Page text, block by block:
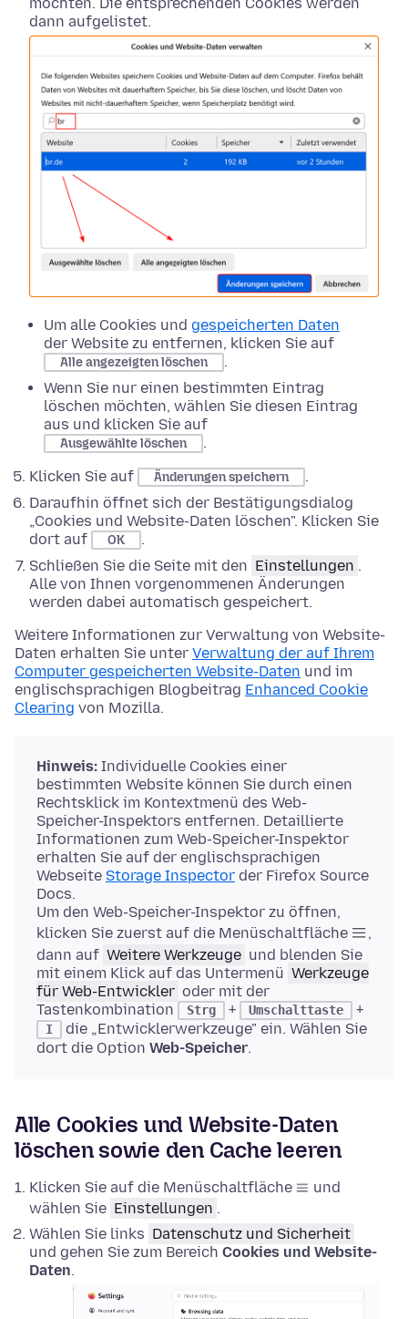
möchten. Die entsprechenden Cookies werden
dann aufgelistet.
Um alle Cookies und gespeicherten Daten
der Website zu entfernen, klicken Sie auf
Alle angezeigten löschen
.
Wenn Sie nur einen bestimmten Eintrag
löschen möchten, wählen Sie diesen Eintrag
aus und klicken Sie auf
Ausgewählte löschen
.
Klicken Sie auf
Änderungen speichern
.
Daraufhin öffnet sich der Bestätigungsdialog
„Cookies und Website-Daten löschen". Klicken Sie
dort auf
OK
.
Schließen Sie die Seite mit den Einstellungen .
Alle von Ihnen vorgenommenen Änderungen
werden dabei automatisch gespeichert.
Weitere Informationen zur Verwaltung von Website-
Daten erhalten Sie unter Verwaltung der auf Ihrem
Computer gespeicherten Website-Daten und im
englischsprachigen Blogbeitrag Enhanced Cookie
Clearing von Mozilla.
Hinweis: Individuelle Cookies einer
bestimmten Website können Sie durch einen
Rechtsklick im Kontextmenü des Web-
Speicher-Inspektors entfernen. Detaillierte
Informationen zum Web-Speicher-Inspektor
erhalten Sie auf der englischsprachigen
Webseite Storage Inspector der Firefox Source
Docs.
Um den Web-Speicher-Inspektor zu öffnen,
klicken Sie zuerst auf die Menüschaltfläche
,
dann auf Weitere Werkzeuge und blenden Sie
mit einem Klick auf das Untermenü Werkzeuge
für Web-Entwickler oder mit der
Tastenkombination
Strg + Umschalttaste +
I
die „Entwicklerwerkzeuge" ein. Wählen Sie
dort die Option Web-Speicher.
Alle Cookies und Website-Daten
löschen sowie den Cache leeren
Klicken Sie auf die Menüschaltfläche
und
wählen Sie Einstellungen .
Wählen Sie links Datenschutz und Sicherheit
und gehen Sie zum Bereich Cookies und Website-
Daten.